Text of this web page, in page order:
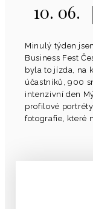
10. 06.
Minulý týden
Business Fest
byla to jízda, na
účastníků, 900
intenzivní den
profilové
fotografie, které